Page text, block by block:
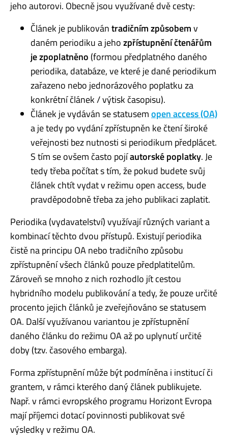
jeho autorovi. Obecně jsou využívané dvě cesty:
Článek je publikovántradičním způsobemv
daném periodiku a jehozpřístupnění čtenářům
je zpoplatněno (formou předplatného daného
periodika, databáze, ve které je dané periodikum
zařazeno nebo jednorázového poplatku za
konkrétní článek / výtisk časopisu).
Článek je vydáván se statusemopen access (OA)
a je tedy po vydání zpřístupněn ke čtení široké
veřejnosti bez nutnosti si periodikum předplácet.
S tím se ovšem často pojíautorské poplatky. Je
tedy třeba počítat s tím, že pokud budete svůj
článek chtít vydat v režimu open access, bude
pravděpodobně třeba za jeho publikaci zaplatit.
Periodika (vydavatelství) využívají různých variant a
kombinací těchto dvou přístupů. Existují periodika
čistě na principu OA nebo tradičního způsobu
zpřístupnění všech článků pouze předplatitelům.
Zároveň se mnoho z nich rozhodlo jít cestou
hybridního modelu publikování a tedy, že pouze určité
procento jejich článků je zveřejňováno se statusem
OA. Další využívanou variantou je zpřístupnění
daného článku do režimu OA až po uplynutí určité
doby (tzv. časového embarga).
Forma zpřístupnění může být podmíněna i institucí či
grantem, v rámci kterého daný článek publikujete.
Např. v rámci evropského programu Horizont Evropa
mají příjemci dotací povinnosti publikovat své
výsledky v režimu OA.